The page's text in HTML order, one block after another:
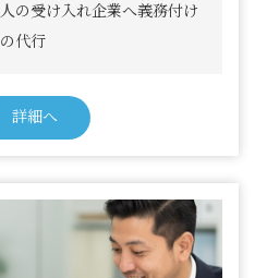
の受け入れ企業へ義務付け
代行
詳細へ